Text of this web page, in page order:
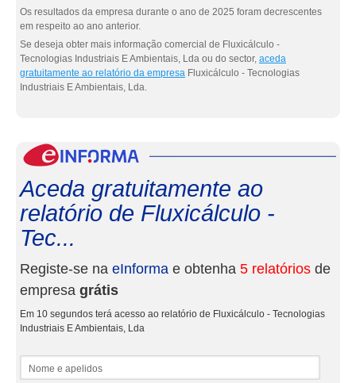
Os resultados da empresa durante o ano de 2025 foram decrescentes
em respeito ao ano anterior.
Se deseja obter mais informação comercial de Fluxicálculo -
Tecnologias Industriais E Ambientais, Lda ou do sector, aceda
gratuitamente ao relatório da empresa Fluxicálculo - Tecnologias
Industriais E Ambientais, Lda.
Aceda gratuitamente ao
relatório de Fluxicálculo -
Tec...
Registe-se na eInforma e obtenha 5 relatórios de
empresa grátis
Em 10 segundos terá acesso ao relatório de Fluxicálculo - Tecnologias
Industriais E Ambientais, Lda